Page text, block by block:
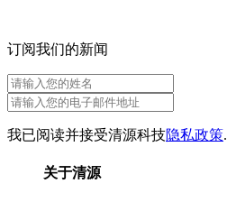
订阅我们的新闻
我已阅读并接受清源科技隐私政策.
关于清源